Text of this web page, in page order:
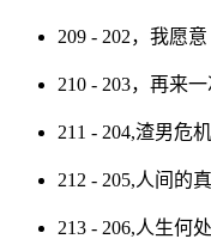
209 - 202，我愿意
210 - 203，再来一
211 - 204,渣男危机
212 - 205,人间的
213 - 206,人生何